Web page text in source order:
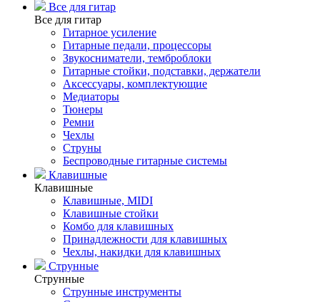
Все для гитар
Все для гитар
Гитарное усиление
Гитарные педали, процессоры
Звукосниматели, темброблоки
Гитарные стойки, подставки, держатели
Аксессуары, комплектующие
Медиаторы
Тюнеры
Ремни
Чехлы
Струны
Беспроводные гитарные системы
Клавишные
Клавишные
Клавишные, MIDI
Клавишные стойки
Комбо для клавишных
Принадлежности для клавишных
Чехлы, накидки для клавишных
Струнные
Струнные
Струнные инструменты